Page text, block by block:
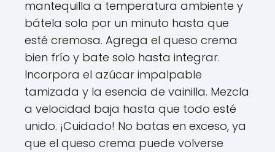
mantequilla a temperatura ambiente y
bátela sola por un minuto hasta que
esté cremosa. Agrega el queso crema
bien frío y bate solo hasta integrar.
Incorpora el azúcar impalpable
tamizada y la esencia de vainilla. Mezcla
a velocidad baja hasta que todo esté
unido. ¡Cuidado! No batas en exceso, ya
que el queso crema puede volverse